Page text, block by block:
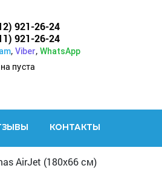
921-26-24
921-26-24
, Viber, WhatsApp
пуста
КОНТАКТЫ
AirJet (180x66 см)